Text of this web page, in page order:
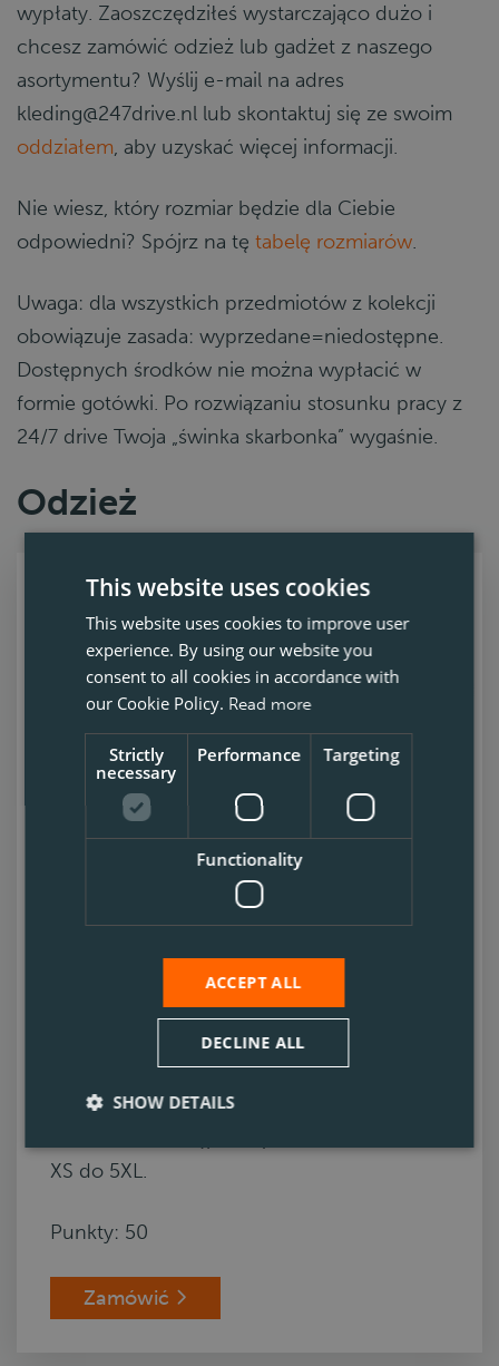
wypłaty. Zaoszczędziłeś wystarczająco dużo i
chcesz zamówić odzież lub gadżet z naszego
asortymentu? Wyślij e-mail na adres
kleding@247drive.nl lub skontaktuj się ze swoim
oddziałem, aby uzyskać więcej informacji.
Nie wiesz, który rozmiar będzie dla Ciebie
odpowiedni? Spójrz na tę tabelę rozmiarów.
Uwaga: dla wszystkich przedmiotów z kolekcji
obowiązuje zasada: wyprzedane=niedostępne.
Dostępnych środków nie można wypłacić w
formie gotówki. Po rozwiązaniu stosunku pracy z
24/7 drive Twoja „świnka skarbonka” wygaśnie.
Odzież
T-shirt
XS do 5XL.
Punkty: 50
Zamówić
This website uses cookies
This website uses cookies to improve user
experience. By using our website you
consent to all cookies in accordance with
our Cookie Policy. Read more
Strictly
necessary
Performance Targeting
Functionality
ACCEPT ALL
DECLINE ALL
SHOW DETAILS